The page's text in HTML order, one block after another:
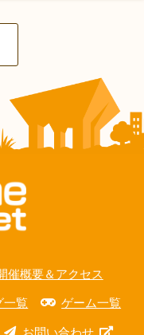
催概要＆アクセス
一覧 ゲーム一覧
お問い合わせ